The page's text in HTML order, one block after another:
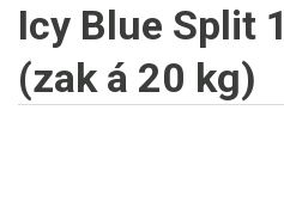
Icy Blue Split
(zak á 20 kg)